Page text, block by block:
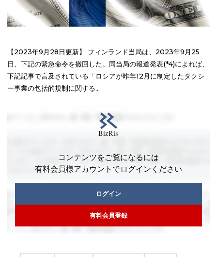
【2023年9月28日更新】 フィンランド当局は、2023年9月25
日、下記の緊急命令を撤回した。同当局の報道発表(*4)によれば、
下記記事で言及されている「ロシアが昨年12月に制定したタクシ
ー事業の包括的規制に関する...
コンテンツをご覧になるには
有料会員様アカウントでログインください
ログイン
有料会員登録